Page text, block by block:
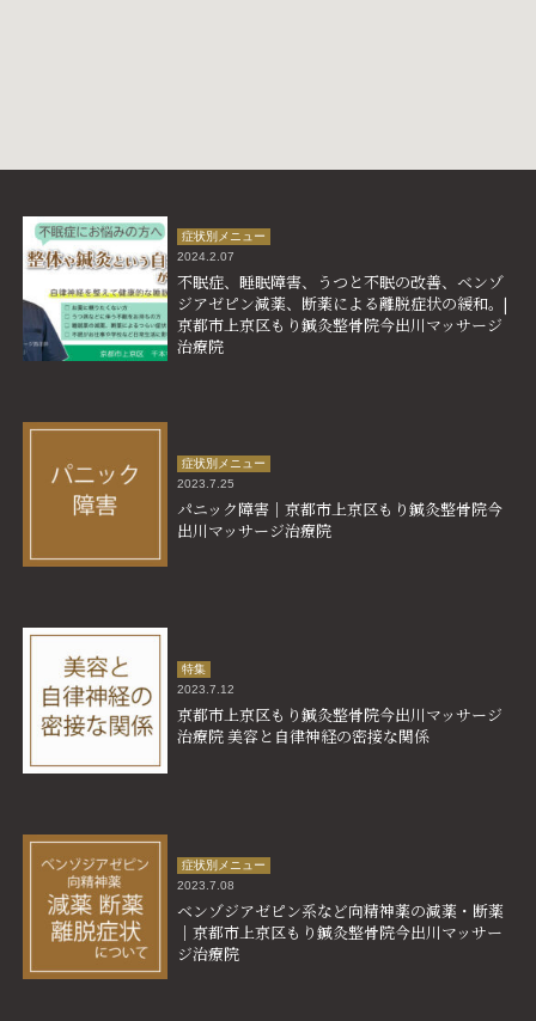
症状別メニュー
2024.2.07
不眠症、睡眠障害、 うつと不眠の改善、 ベンゾ
ジアゼピン減薬、 断薬による離脱症状の緩和。|
京都市上京区もり鍼灸整骨院今出川マッサージ
治療院
症状別メニュー
2023.7.25
パニック障害 ｜京都市上京区もり鍼灸整骨院今
出川マッサージ治療院
特集
2023.7.12
京都市上京区もり鍼灸整骨院今出川マッサージ
治療院美容と自律神経の密接な関係
症状別メニュー
2023.7.08
ベンゾジアゼピン系など向精神薬の減薬・断薬
｜京都市上京区もり鍼灸整骨院今出川マッサー
ジ治療院